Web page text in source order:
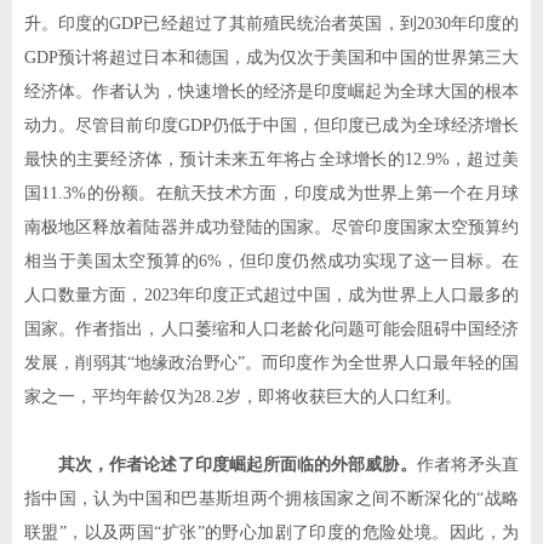
升。印度的GDP已经超过了其前殖民统治者英国，到 2030年印度的
GDP预计将超过日本和德国，成为仅次于美国和中国的世界第三大
经济体。作者认为，快速增长的经济是印度崛起为全球大国的根本
动力。尽管目前印度GDP仍低于中国，但印度已成为全球经济增长
最快的主要经济体，预计未来五年将占全球增长的12.9%，超过美
国 11.3%的份额。在航天技术方面，印度成为世界上第一个在月球
南极地区释放着陆器并成功登陆的国家。尽管印度国家太空预算约
相当于美国太空预算的6% ，但印度仍然成功实现了这一目标。在
人口数量方面， 2023年印度正式超过中国，成为世界上人口最多的
国家。作者指出，人口萎缩和人口老龄化问题可能会阻碍中国经济
发展，削弱其“地缘政治野心”。而印度作为全世界人口最年轻的国
家之一，平均年龄仅为28.2岁，即将收获巨大的人口红利。
其次，作者论述了印度崛起所面临的外部威胁。 作者将矛头直
指中国，认为中国和巴基斯坦两个拥核国家之间不断深化的“战略
联盟”，以及两国“扩张”的野心加剧了印度的危险处境。因此，为